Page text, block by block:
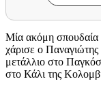
Μία ακόμη σπουδαία
χάρισε ο
μετάλλιο στο
στο Κάλι της